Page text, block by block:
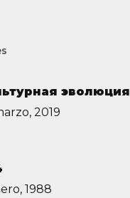
эволюция
2019
1988